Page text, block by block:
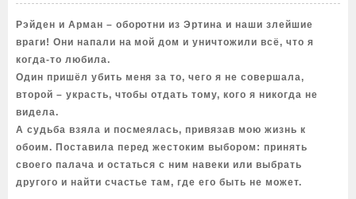
Рэйден и Арман – оборотни из Эртина и наши злейшие
враги! Они напали на мой дом и уничтожили всё, что я
когда-то любила.
Один пришёл убить меня за то, чего я не совершала,
второй – украсть, чтобы отдать тому, кого я никогда не
видела.
А судьба взяла и посмеялась, привязав мою жизнь к
обоим. Поставила перед жестоким выбором: принять
своего палача и остаться с ним навеки или выбрать
другого и найти счастье там, где его быть не может.